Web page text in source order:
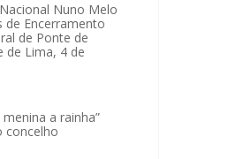
Nuno Melo
de Encerramento
de Ponte de
de Lima, 4 de
a rainha”
concelho